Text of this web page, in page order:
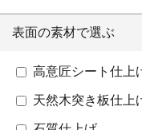
表面の素材で選ぶ
高意匠シート仕上
天然木突き板仕上